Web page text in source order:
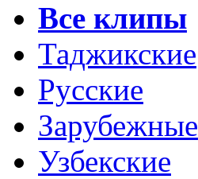
Все клипы
Таджикские
Русские
Зарубежные
Узбекские